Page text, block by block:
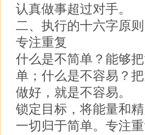
认真做事超过对手。
二、执行的十六字原
专注重复
什么是不简单？能够
单；什么是不容易？
做好，就是不容易。
锁定目标，将能量和
一切归于简单。专注